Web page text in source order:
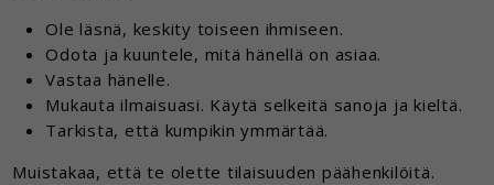
Ole läsnä, keskity toiseen ihmiseen.
Odota ja kuuntele, mitä hänellä on asiaa.
Vastaa hänelle.
Mukauta ilmaisuasi. Käytä selkeitä sanoja ja kieltä.
Tarkista, että kumpikin ymmärtää.
Muistakaa, että te olette tilaisuuden päähenkilöitä.